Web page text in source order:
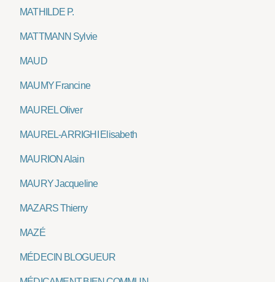
MATHILDE P.
MATTMANN Sylvie
MAUD
MAUMY Francine
MAUREL Oliver
MAUREL-ARRIGHI Elisabeth
MAURION Alain
MAURY Jacqueline
MAZARS Thierry
MAZÉ
MÉDECIN BLOGUEUR